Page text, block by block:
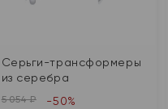
Серьги-трансформеры
из серебра
5 054 ₽ -50%